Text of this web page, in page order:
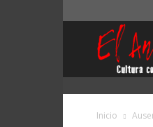
Inicio